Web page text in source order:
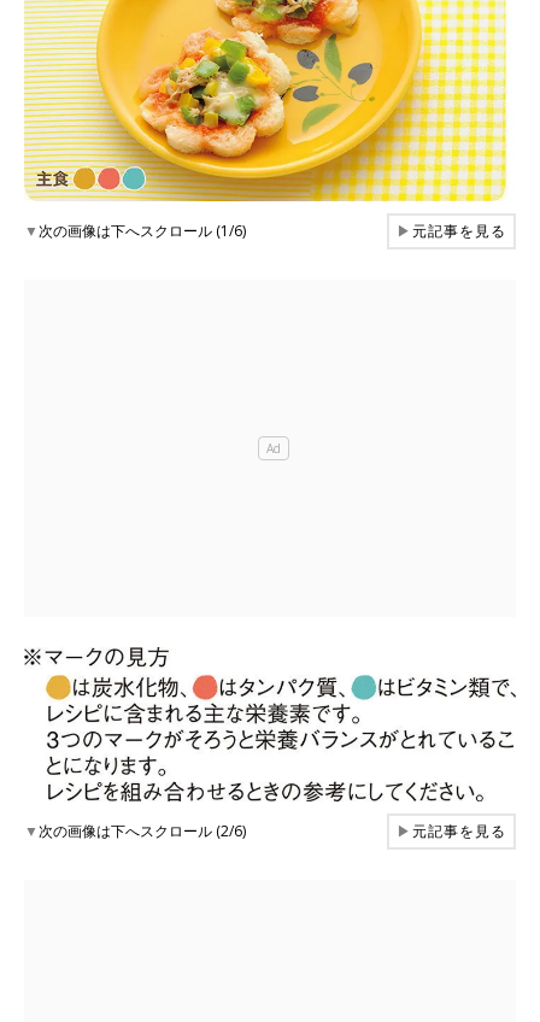
▼次の画像は下へスクロール (1/6) ▶元記事を見る
▼次の画像は下へスクロール (2/6) ▶元記事を見る